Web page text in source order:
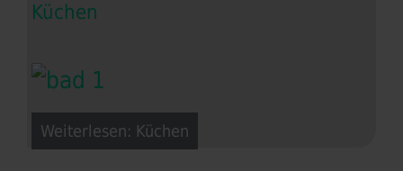
Küchen
Weiterlesen: Küchen